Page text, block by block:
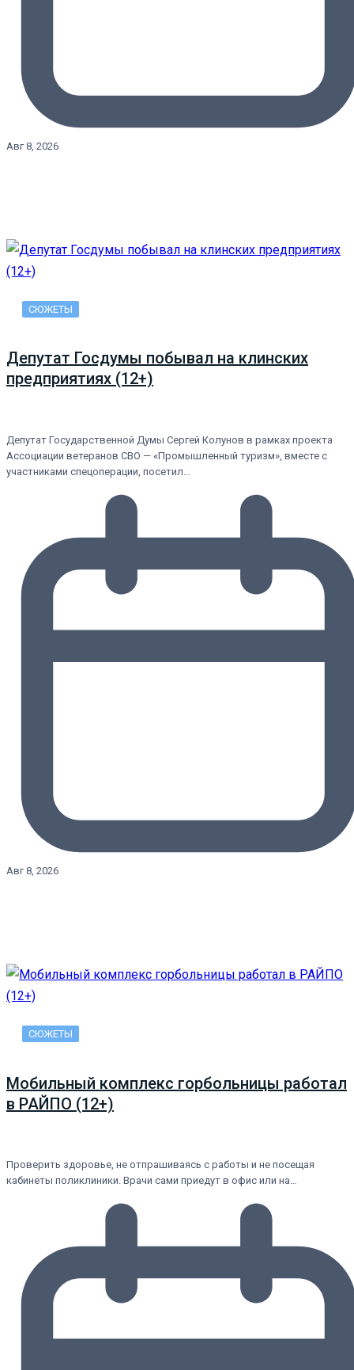
Авг 8, 2026
СЮЖЕТЫ
Депутат Госдумы побывал на клинских
предприятиях (12+)
Депутат Государственной Думы Сергей Колунов в рамках проекта
Ассоциации ветеранов СВО — «Промышленный туризм», вместе с
участниками спецоперации, посетил…
Авг 8, 2026
СЮЖЕТЫ
Мобильный комплекс горбольницы работал
в РАЙПО (12+)
Проверить здоровье, не отпрашиваясь с работы и не посещая
кабинеты поликлиники. Врачи сами приедут в офис или на…